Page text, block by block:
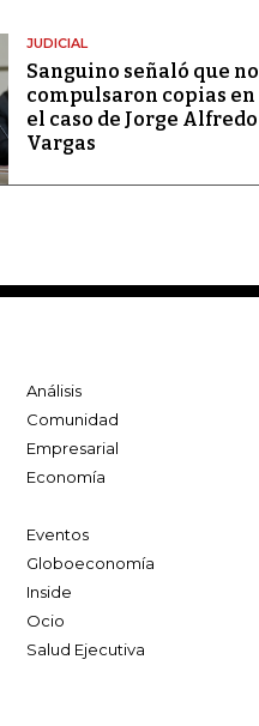
JUDICIAL
Sanguino señaló que no
compulsaron copias en
el caso de Jorge Alfredo
Vargas
Análisis
Comunidad
Empresarial
Economía
Eventos
Globoeconomía
Inside
Ocio
Salud Ejecutiva